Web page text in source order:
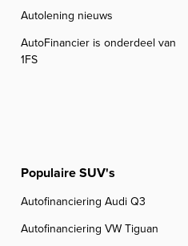
Autolening nieuws
AutoFinancier is onderdeel van
1FS
Populaire SUV's
Autofinanciering Audi Q3
Autofinanciering VW Tiguan